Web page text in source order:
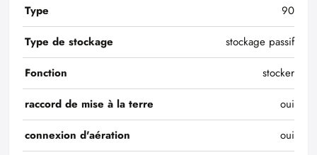
Type
90
Type de stockage
stockage passif
Fonction
stocker
raccord de mise à la terre
oui
connexion d'aération
oui